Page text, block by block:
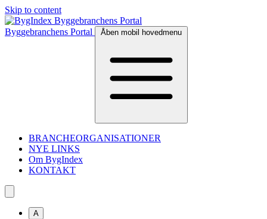
Skip to content
Byggebranchens Portal Åben mobil hovedmenu
BRANCHEORGANISATIONER
NYE LINKS
Om BygIndex
KONTAKT
A